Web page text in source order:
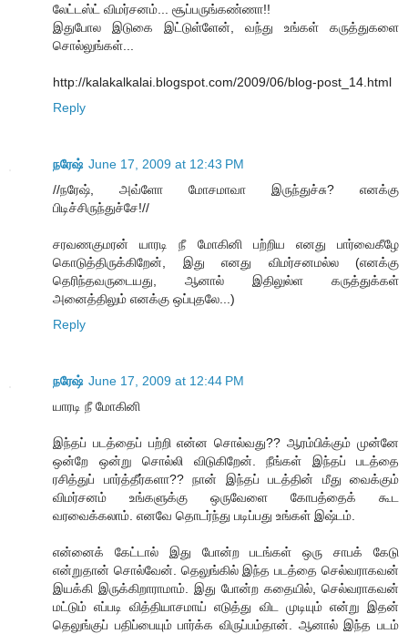
லேட்டஸ்ட் விமர்சனம்... சூப்பருங்கண்ணா!!
இதுபோல இடுகை இட்டுள்ளேன், வந்து உங்கள் கருத்துகளை
சொல்லுங்கள்...
http://kalakalkalai.blogspot.com/2009/06/blog-post_14.html
Reply
நரேஷ் June 17, 2009 at 12:43 PM
//நரேஷ், அவ்ளோ மோசமாவா இருந்துச்சு? எனக்கு
பிடிச்சிருந்துச்சே!//
சரவணகுமரன் யாரடி நீ மோகினி பற்றிய எனது பார்வைகீழே
கொடுத்திருக்கிறேன், இது எனது விமர்சனமல்ல (எனக்கு
தெரிந்தவருடையது, ஆனால் இதிலுல்ள கருத்துக்கள்
அனைத்திலும் எனக்கு ஒப்புதலே...)
Reply
நரேஷ் June 17, 2009 at 12:44 PM
யாரடி நீ மோகினி
இந்தப் படத்தைப் பற்றி என்ன சொல்வது?? ஆரம்பிக்கும் முன்னே
ஒன்றே ஒன்று சொல்லி விடுகிறேன். நீங்கள் இந்தப் படத்தை
ரசித்துப் பார்த்தீர்களா?? நான் இந்தப் படத்தின் மீது வைக்கும்
விமர்சனம் உங்களுக்கு ஒருவேளை கோபத்தைக் கூட
வரவைக்கலாம். எனவே தொடர்ந்து படிப்பது உங்கள் இஷ்டம்.
என்னைக் கேட்டால் இது போன்ற படங்கள் ஒரு சாபக் கேடு
என்றுதான் சொல்வேன். தெலுங்கில் இந்த படத்தை செல்வராகவன்
இயக்கி இருக்கிறாராமாம். இது போன்ற கதையில், செல்வராகவன்
மட்டும் எப்படி வித்தியாசமாய் எடுத்து விட முடியும் என்று இதன்
தெலுங்குப் பதிப்பையும் பார்க்க விருப்பம்தான். ஆனால் இந்த படம்